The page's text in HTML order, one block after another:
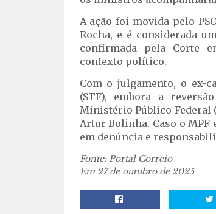
A ação foi movida pelo
Rocha, e é considerada
confirmada pela Corte
contexto político.
Com o julgamento, o ex-
(STF), embora a
Ministério Público Federal
Artur Bolinha. Caso o
em denúncia e
Fonte: Portal Correio
Em 27 de outubro de 2025